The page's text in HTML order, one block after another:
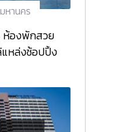
หานคร
ห้องพักสวย
แหล่งช้อปปิ้ง